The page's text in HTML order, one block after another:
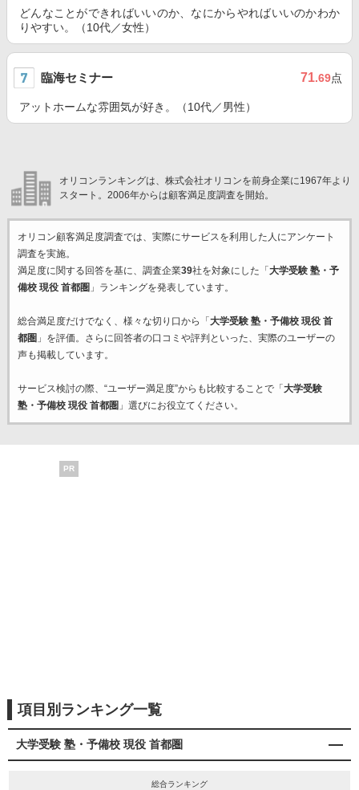
どんなことができればいいのか、なにからやればいいのかわか
りやすい。（10代／女性）
臨海セミナー 71.69点
アットホームな雰囲気が好き。（10代／男性）
オリコンランキングは、株式会社オリコンを前身企業に1967年より
スタート。2006年からは顧客満足度調査を開始。
オリコン顧客満足度調査では、実際にサービスを利用した 人にアンケート
調査を実施。
満足度に関する回答を基に、調査企業39社を対象にした「 大学受験 塾・予
備校 現役 首都圏 」ランキングを発表しています。
総合満足度だけでなく、様々な切り口から「 大学受験 塾・予備校 現役 首
都圏 」を評価。さらに回答者の口コミや評判といった、実際のユーザーの
声も掲載しています。
サービス検討の際、“ユーザー満足度”からも比較することで「 大学受験
塾・予備校 現役 首都圏 」選びにお役立てください。
PR
項目別ランキング一覧
大学受験 塾・予備校 現役 首都圏
総合ランキング